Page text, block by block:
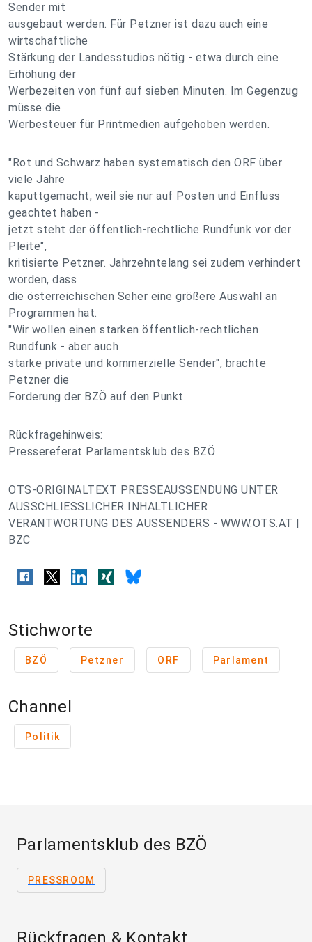
Sender mit
ausgebaut werden. Für Petzner ist dazu auch eine
wirtschaftliche
Stärkung der Landesstudios nötig - etwa durch eine
Erhöhung der
Werbezeiten von fünf auf sieben Minuten. Im Gegenzug
müsse die
Werbesteuer für Printmedien aufgehoben werden.
"Rot und Schwarz haben systematisch den ORF über
viele Jahre
kaputtgemacht, weil sie nur auf Posten und Einfluss
geachtet haben -
jetzt steht der öffentlich-rechtliche Rundfunk vor der
Pleite",
kritisierte Petzner. Jahrzehntelang sei zudem verhindert
worden, dass
die österreichischen Seher eine größere Auswahl an
Programmen hat.
"Wir wollen einen starken öffentlich-rechtlichen
Rundfunk - aber auch
starke private und kommerzielle Sender", brachte
Petzner die
Forderung der BZÖ auf den Punkt.
Rückfragehinweis:
Pressereferat Parlamentsklub des BZÖ
OTS-ORIGINALTEXT PRESSEAUSSENDUNG UNTER
AUSSCHLIESSLICHER INHALTLICHER
VERANTWORTUNG DES AUSSENDERS - WWW.OTS.AT |
BZC
Stichworte
BZÖ Petzner ORF Parlament
Channel
Politik
Parlamentsklub des BZÖ
PRESSROOM
Rückfragen & Kontakt